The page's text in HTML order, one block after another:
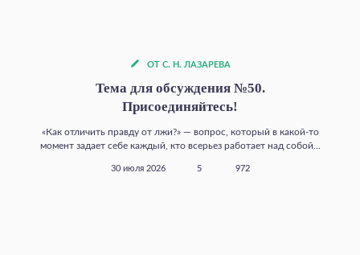
ОТ С. Н. ЛАЗАРЕВА
Тема для обсуждения №50.
Присоединяйтесь!
«Как отличить правду от лжи?» — вопрос, который в какой‑то
момент задает себе каждый, кто всерьез работает над собой...
30 июля 2026 5 972